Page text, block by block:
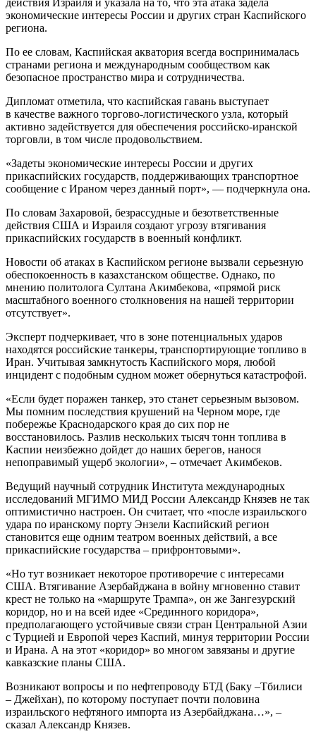
экономические интересы России и других стран Каспийского
региона.
По ее словам, Каспийская акватория всегда воспринималась
странами региона и международным сообществом как
безопасное пространство мира и сотрудничества.
Дипломат отметила, что каспийская гавань выступает
в качестве важного торгово-логистического узла, который
активно задействуется для обеспечения российско-иранской
торговли, в том числе продовольствием.
«Задеты экономические интересы России и других
прикаспийских государств, поддерживающих транспортное
сообщение с Ираном через данный порт», — подчеркнула она.
По словам Захаровой, безрассудные и безответственные
действия США и Израиля создают угрозу втягивания
прикаспийских государств в военный конфликт.
Новости об атаках в Каспийском регионе вызвали серьезную
обеспокоенность в казахстанском обществе. Однако, по
мнению политолога Султана Акимбекова, «прямой риск
масштабного военного столкновения на нашей территории
отсутствует».
Эксперт подчеркивает, что в зоне потенциальных ударов
находятся российские танкеры, транспортирующие топливо в
Иран. Учитывая замкнутость Каспийского моря, любой
инцидент с подобным судном может обернуться катастрофой.
«Если будет поражен танкер, это станет серьезным вызовом.
Мы помним последствия крушений на Черном море, где
побережье Краснодарского края до сих пор не
восстановилось. Разлив нескольких тысяч тонн топлива в
Каспии неизбежно дойдет до наших берегов, нанося
непоправимый ущерб экологии», – отмечает Акимбеков.
Ведущий научный сотрудник Института международных
исследований МГИМО МИД России Александр Князев не так
оптимистично настроен. Он считает, что «после израильского
удара по иранскому порту Энзели Каспийский регион
становится еще одним театром военных действий, а все
прикаспийские государства – прифронтовыми».
«Но тут возникает некоторое противоречие с интересами
США. Втягивание Азербайджана в войну мгновенно ставит
крест не только на «маршруте Трампа», он же Зангезурский
коридор, но и на всей идее «Срединного коридора»,
предполагающего устойчивые связи стран Центральной Азии
с Турцией и Европой через Каспий, минуя территории России
и Ирана. А на этот «коридор» во многом завязаны и другие
кавказские планы США.
Возникают вопросы и по нефтепроводу БТД (Баку –Тбилиси
– Джейхан), по которому поступает почти половина
израильского нефтяного импорта из Азербайджана…», –
сказал Александр Князев.